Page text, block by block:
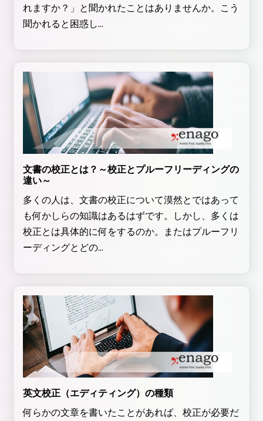
れますか？」と聞かれたことはありませんか。こう
聞かれると困惑し...
文書の校正とは？～校正とプルーフリーディングの
違い～
多くの人は、文書の校正について漠然とではあって
も何かしらの知識はあるはずです。しかし、多くは
校正とは具体的に何をするのか。またはプルーフリ
ーディングとどの...
英文校正（エディティング）の種類
何らかの文章を書いたことがあれば、校正が必要だ